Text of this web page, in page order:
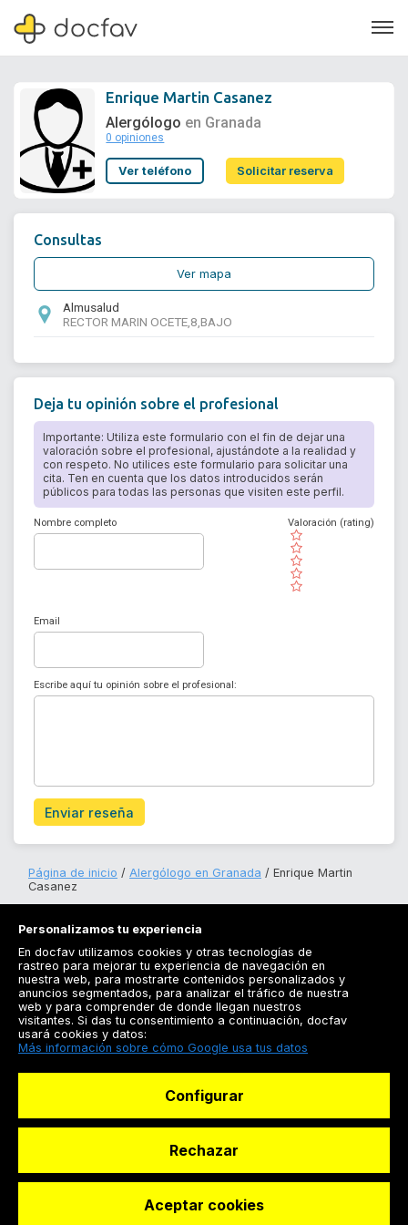
Soporte
Enrique Martin Casanez
Alergólogo en Granada
0 opiniones
Ver teléfono Solicitar reserva
Consultas
Ver mapa
Almusalud
RECTOR MARIN OCETE,8,BAJO
Deja tu opinión sobre el profesional
Importante: Utiliza este formulario con el fin de dejar una
valoración sobre el profesional, ajustándote a la realidad y
con respeto. No utilices este formulario para solicitar una
cita. Ten en cuenta que los datos introducidos serán
públicos para todas las personas que visiten este perfil.
Nombre completo
( )
( )
( )
( )
( )
Valoración (rating)
Email
Escribe aquí tu opinión sobre el profesional:
Enviar reseña
Página de inicio Alergólogo en Granada
Enrique Martin
Casanez
Registrarse
Docfav
© Dashboard Technologies S.L
Personalizamos tu experiencia
En docfav utilizamos cookies y otras tecnologías de
rastreo para mejorar tu experiencia de navegación en
nuestra web, para mostrarte contenidos personalizados y
anuncios segmentados, para analizar el tráfico de nuestra
web y para comprender de donde llegan nuestros
visitantes. Si das tu consentimiento a continuación, docfav
usará cookies y datos:
Más información sobre cómo Google usa tus datos
Configurar
Rechazar
Aceptar cookies